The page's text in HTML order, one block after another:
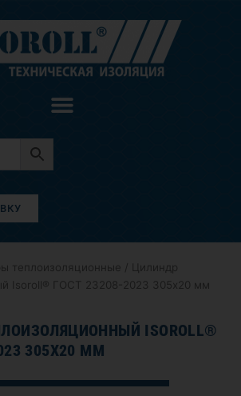
теплоизоляционные / Цилиндр
Isoroll® ГОСТ 23208-2023 305х20 мм
ISOROLL®
305Х20 ММ